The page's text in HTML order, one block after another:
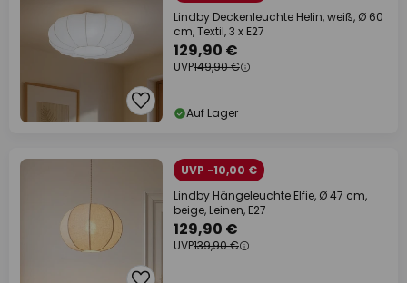
Lindby Deckenleuchte Helin, weiß, Ø 60
cm, Textil, 3 x E27
129,90 €
UVP149,90 €
Auf Lager
UVP -10,00 €
Lindby Hängeleuchte Elfie, Ø 47 cm,
beige, Leinen, E27
129,90 €
UVP139,90 €